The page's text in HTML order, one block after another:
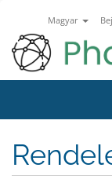
Magyar